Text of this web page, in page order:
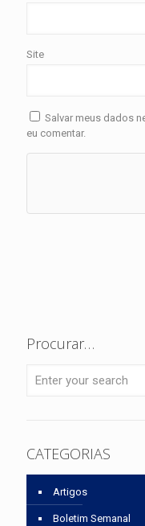
Site
Salvar meus dados
eu comentar.
Procurar…
CATEGORIAS
Artigos
Boletim Semanal